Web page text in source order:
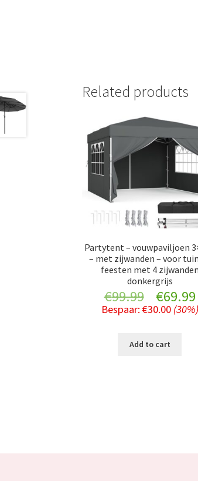
Related products
Partytent – vouwpaviljoen
– met zijwanden – voor
feesten met 4 zijwanden
donkergrijs
€99.99
Original
price
was:
€69.99
Bespaar: €30.00 (30%)
Add to cart